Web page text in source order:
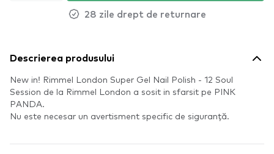
28 zile drept de returnare
Descrierea produsului
New in! Rimmel London Super Gel Nail Polish - 12 Soul
Session de la Rimmel London a sosit in sfarsit pe PINK
PANDA.
Nu este necesar un avertisment specific de siguranță.